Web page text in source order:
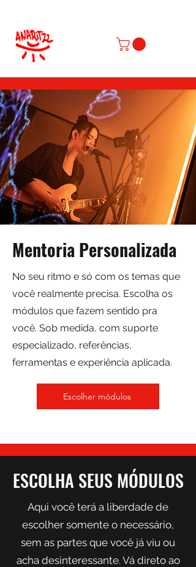
Mentoria Personalizada
No seu ritmo e só com os temas que
você realmente precisa. Escolha os
módulos que fazem sentido pra
você. Sob medida, com suporte
especializado, referências,
ferramentas e experiência aplicada.
Escolher módulos
ESCOLHA SEUS MÓDULOS
Aqui você terá a liberdade de
escolher somente o necessário,
sem as partes que você já viu ou
acha desinteressante. Vá direto ao